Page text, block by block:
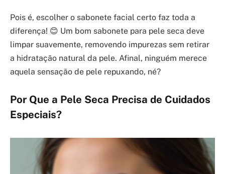
Pois é, escolher o sabonete facial certo faz toda a
diferença! 😊 Um bom sabonete para pele seca deve
limpar suavemente, removendo impurezas sem retirar
a hidratação natural da pele. Afinal, ninguém merece
aquela sensação de pele repuxando, né?
Por Que a Pele Seca Precisa de Cuidados
Especiais?